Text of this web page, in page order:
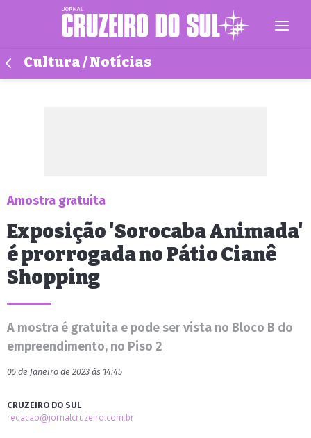
Cultura / Notícias
Amostra gratuita
Exposição 'Sorocaba Animada'
é prorrogada no Pátio Cianê
Shopping
A mostra é gratuita e pode ser vista no Bloco B do
empreendimento, no Piso 2
05 de Janeiro de 2023 às 14:45
CRUZEIRO DO SUL
redacao@jornalcruzeiro.com.br